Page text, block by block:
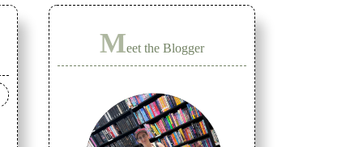
Meet the Blogger